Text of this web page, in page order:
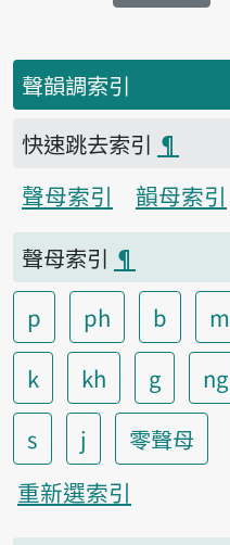
聲韻調索引
快速跳去索引 ¶
聲母索引
韻母索引
聲母索引 ¶
p
ph b m
k
kh g ng
s
j
零聲母
重新選索引